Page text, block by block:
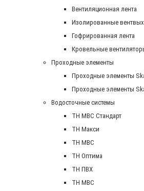
Вентиляционная лента
Изолированные
Гофрированная лента
Кровельные
Проходные элементы
Проходные элементы
Проходные элементы
Водосточные системы
TH MBC Стандарт
TH Макси
TH МВС
TH Оптима
TH ПВХ
ТН МВС